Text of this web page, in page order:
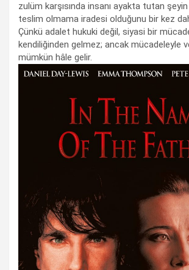
zulüm karşısında insanı ayakta tutan
teslim olmama iradesi olduğunu bir kez
Çünkü adalet hukuki değil, siyasi bir
kendiliğinden gelmez; ancak mücadeleyle
mümkün hâle gelir.